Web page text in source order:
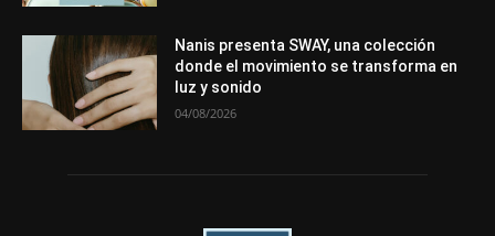
Nanis presenta SWAY, una colección
donde el movimiento se transforma en
luz y sonido
04/08/2026